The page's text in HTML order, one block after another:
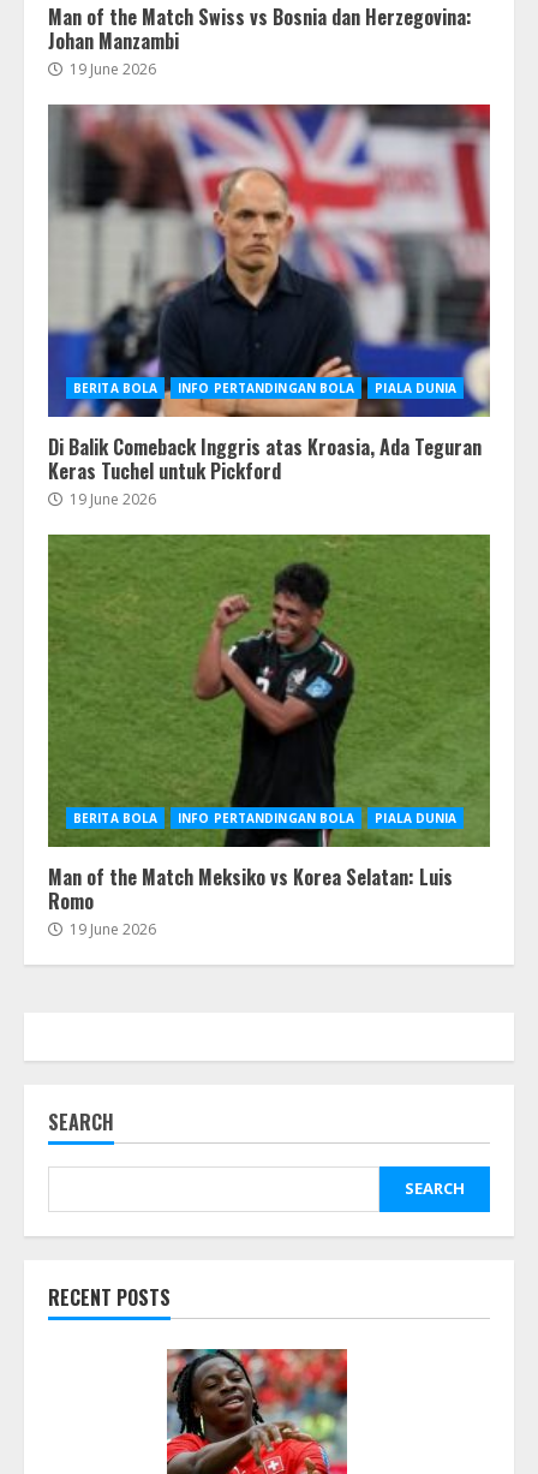
Man of the Match Swiss vs Bosnia dan Herzegovina:
Johan Manzambi
19 June 2026
BERITA BOLA INFO PERTANDINGAN BOLA PIALA DUNIA
Di Balik Comeback Inggris atas Kroasia, Ada Teguran
Keras Tuchel untuk Pickford
19 June 2026
BERITA BOLA INFO PERTANDINGAN BOLA PIALA DUNIA
Man of the Match Meksiko vs Korea Selatan: Luis
Romo
19 June 2026
SEARCH
SEARCH
RECENT POSTS